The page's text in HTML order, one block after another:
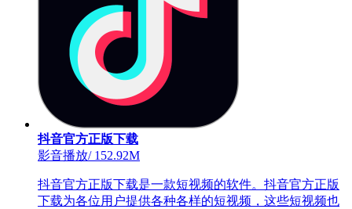
抖音官方正版下载
影音播放/152.92M
抖音官方正版下载是一款短视频的软件。抖音官方正版
下载为各位用户提供各种各样的短视频，这些短视频也